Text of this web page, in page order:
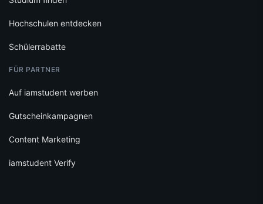
Hochschulen entdecken
Schülerrabatte
FÜR PARTNER
Auf iamstudent werben
Gutscheinkampagnen
Content Marketing
iamstudent Verify